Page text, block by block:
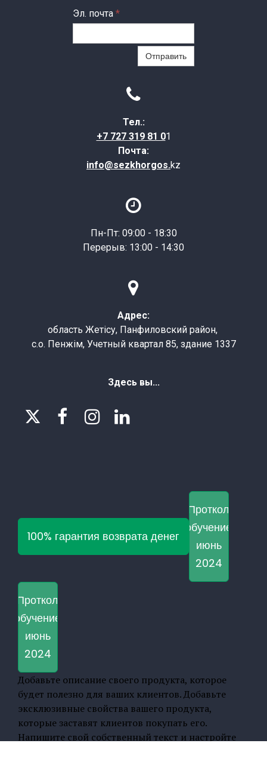
Эл. почта *
Отправить

Тел.:
+7 727 319 81 01
Почта:
info@sezkhorgos.kz

Пн-Пт: 09:00 - 18:30
Перерыв: 13:00 - 14:30

Адрес:
область Жетісу, Панфиловский район,
с.о. Пенжім, Учетный квартал 85, здание 1337
Здесь вы...
   
100% гарантия возврата денег
Проткол
обучение
июнь
2024
Проткол
обучение
июнь
2024
Добавьте описание своего продукта, которое
будет полезно для ваших клиентов. Добавьте
эксклюзивные свойства вашего продукта,
которые заставят клиентов покупать его.
Напишите свой собственный текст и настройте